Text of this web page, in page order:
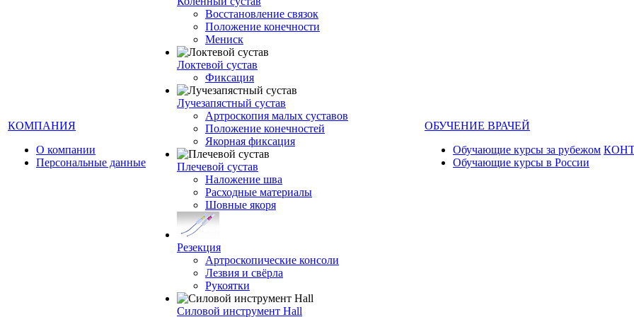
КОМПАНИЯ
О компании
Персональные данные
Восстановление связок
Положение конечности
Мениск
Локтевой сустав
Фиксация
Лучезапястный сустав
Артроскопия малых суставов
Положение конечностей
Якорная фиксация
Плечевой сустав
Наложение шва
Расходные материалы
Шовные якоря
Резекция
Артроскопические консоли
Лезвия и свёрла
Рукоятки
Силовой инструмент Hall
ОБУЧЕНИЕ ВРАЧЕЙ
Обучающие курсы за рубежом
Обучающие курсы в России